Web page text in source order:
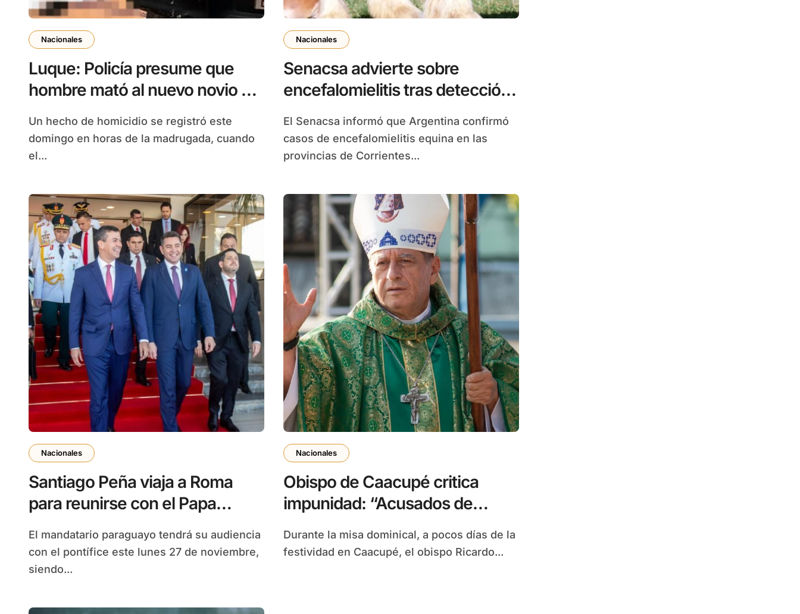
Nacionales
Luque: Policía presume que
hombre mató al nuevo novio de
Un hecho de homicidio se registró este
domingo en horas de la madrugada, cuando
el...
Nacionales
Senacsa advierte sobre
encefalomielitis tras detección
en Argentina
El Senacsa informó que Argentina confirmó
casos de encefalomielitis equina en las
provincias de Corrientes...
Nacionales
Santiago Peña viaja a Roma
para reunirse con el Papa
Francisco
El mandatario paraguayo tendrá su audiencia
con el pontífice este lunes 27 de noviembre,
siendo...
Nacionales
Obispo de Caacupé critica
impunidad: “Acusados de
crímenes tienen en jaque a
jueces”
Durante la misa dominical, a pocos días de la
festividad en Caacupé, el obispo Ricardo...